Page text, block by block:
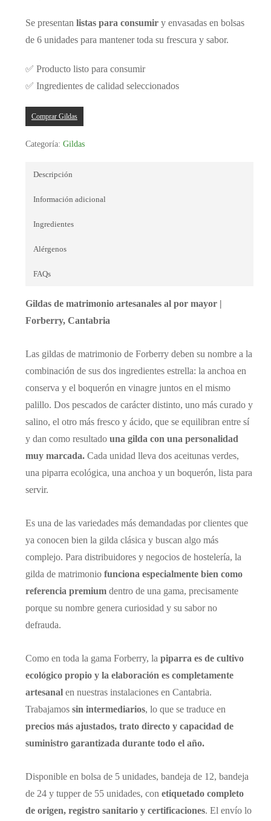
Se presentan listas para consumiry envasadas en bolsas
de 6 unidades para mantener toda su frescura y sabor.
✅ Producto listo para consumir
✅ Ingredientes de calidad seleccionados
Comprar Gildas
Categoría: Gildas
Descripción
Información adicional
Ingredientes
Alérgenos
FAQs
Gildas de matrimonio artesanales al por mayor |
Forberry, Cantabria
Las gildas de matrimonio de Forberry deben su nombre a la
combinación de sus dos ingredientes estrella: la anchoa en
conserva y el boquerón en vinagre juntos en el mismo
palillo. Dos pescados de carácter distinto, uno más curado y
salino, el otro más fresco y ácido, que se equilibran entre sí
y dan como resultado una gilda con una personalidad
muy marcada.Cada unidad lleva dos aceitunas verdes,
una piparra ecológica, una anchoa y un boquerón, lista para
servir.
Es una de las variedades más demandadas por clientes que
ya conocen bien la gilda clásica y buscan algo más
complejo. Para distribuidores y negocios de hostelería, la
gilda de matrimonio funciona especialmente bien como
referencia premiumdentro de una gama, precisamente
porque su nombre genera curiosidad y su sabor no
defrauda.
Como en toda la gama Forberry, la piparra es de cultivo
ecológico propio y la elaboración es completamente
artesanalen nuestras instalaciones en Cantabria.
Trabajamos sin intermediarios, lo que se traduce en
precios más ajustados, trato directo y capacidad de
suministro garantizada durante todo el año.
Disponible en bolsa de 5 unidades, bandeja de 12, bandeja
de 24 y tupper de 55 unidades, con etiquetado completo
de origen, registro sanitario y certificaciones. El envío lo